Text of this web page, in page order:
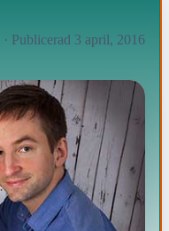
· Publicerad 3 april, 2016